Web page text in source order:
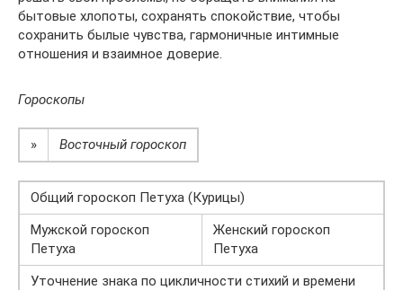
бытовые хлопоты, сохранять спокойствие, чтобы
сохранить былые чувства, гармоничные интимные
отношения и взаимное доверие.
Гороскопы
» Восточный гороскоп
Общий гороскоп Петуха (Курицы)
Мужской гороскоп
Петуха
Женский гороскоп
Петуха
Уточнение знака по цикличности стихий и времени